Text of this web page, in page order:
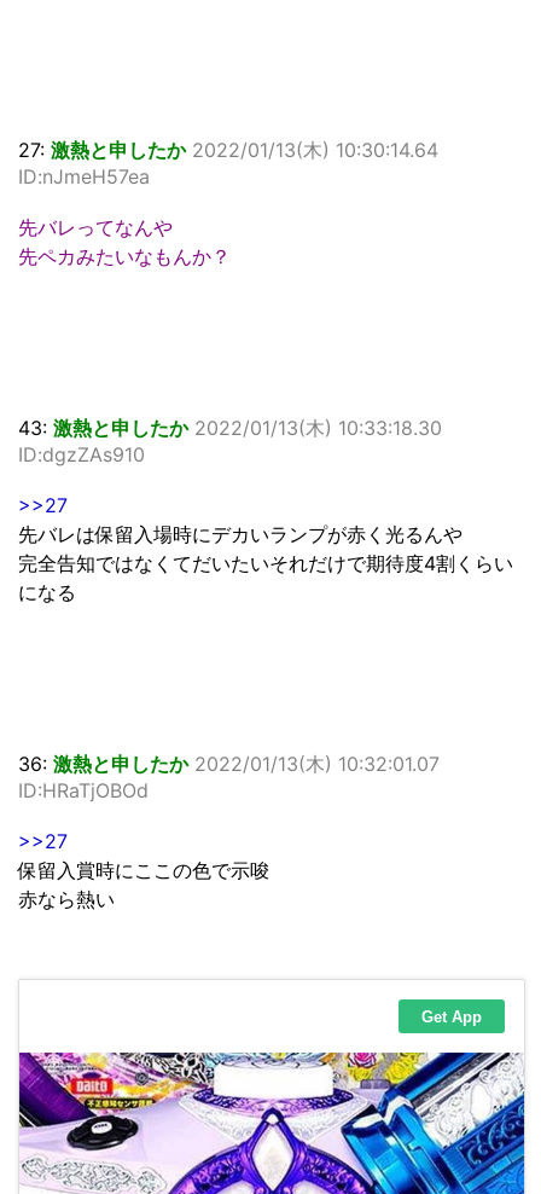
27: 激熱と申したか 2022/01/13(木) 10:30:14.64
ID:nJmeH57ea
先バレってなんや
先ペカみたいなもんか？
43: 激熱と申したか 2022/01/13(木) 10:33:18.30
ID:dgzZAs910
>>27
先バレは保留入場時にデカいランプが赤く光るんや
完全告知ではなくてだいたいそれだけで期待度4割くらい
になる
36: 激熱と申したか 2022/01/13(木) 10:32:01.07
ID:HRaTjOBOd
>>27
保留入賞時にここの色で示唆
赤なら熱い